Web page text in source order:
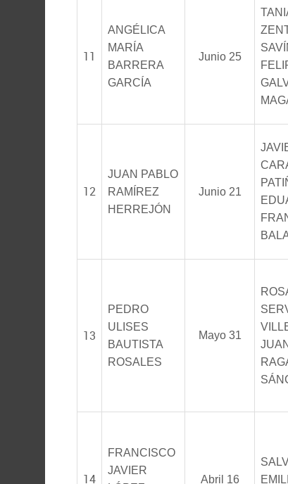
11
ANGÉLICA
MARÍA
BARRERA
GARCÍA
Junio 25
12
JUAN PABLO
RAMÍREZ
HERREJÓN
Junio 21
13
PEDRO
ULISES
BAUTISTA
ROSALES
Mayo 31
14
FRANCISCO
JAVIER
Abril 16